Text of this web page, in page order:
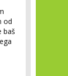
od
baš